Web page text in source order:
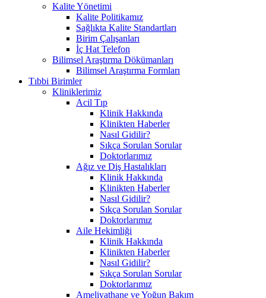
Kalite Yönetimi
Kalite Politikamız
Sağlıkta Kalite Standartları
Birim Çalışanları
İç Hat Telefon
Bilimsel Araştırma Dökümanları
Bilimsel Araştırma Formları
Tıbbi Birimler
Kliniklerimiz
Acil Tıp
Klinik Hakkında
Klinikten Haberler
Nasıl Gidilir?
Sıkça Sorulan Sorular
Doktorlarımız
Ağız ve Diş Hastalıkları
Klinik Hakkında
Klinikten Haberler
Nasıl Gidilir?
Sıkça Sorulan Sorular
Doktorlarımız
Aile Hekimliği
Klinik Hakkında
Klinikten Haberler
Nasıl Gidilir?
Sıkça Sorulan Sorular
Doktorlarımız
Ameliyathane ve Yoğun Bakım